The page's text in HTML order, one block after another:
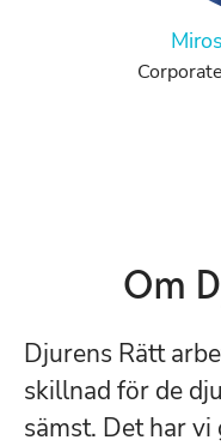
Om
Djurens Rätt
skillnad för de
sämst. Det har